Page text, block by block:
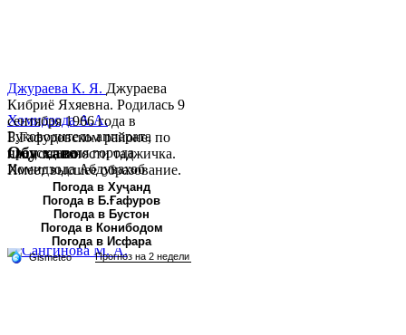
Хомидзода А.А.
Руководитель аппарата
председателя города
Хомидзода Абдувахоб
Абдумаджид родился 8
июня 1978 года в городе
Худжанде. По
национальности...
Джураева К. Я. Джураева
Кибриё Яхяевна. Родилась 9
сентября 1966 года в
Б.Гафуровском районе, по
национальности таджичка.
Имеет высшее образование.
В 1997 ...
Обу хаво
Погода в Хуҷанд
Погода в Б.Ғафуров
Погода в Бустон
Погода в Конибодом
Погода в Исфара